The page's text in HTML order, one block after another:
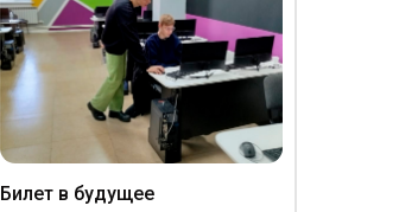
Билет в будущее